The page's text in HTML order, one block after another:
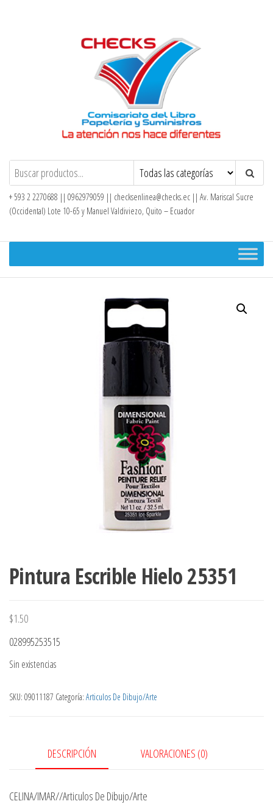
Checks – Tienda en Línea
+ 593 2 2270688 || 0962979059 || checksenlinea@checks.ec || Av. Mariscal Sucre
(Occidental) Lote 10-65 y Manuel Valdiviezo, Quito – Ecuador
Pintura Escrible Hielo 25351
$1.50
028995253515
Sin existencias
SKU: 09011187 Categoría: Articulos De Dibujo/Arte
DESCRIPCIÓN VALORACIONES (0)
CELINA/IMAR//Articulos De Dibujo/Arte